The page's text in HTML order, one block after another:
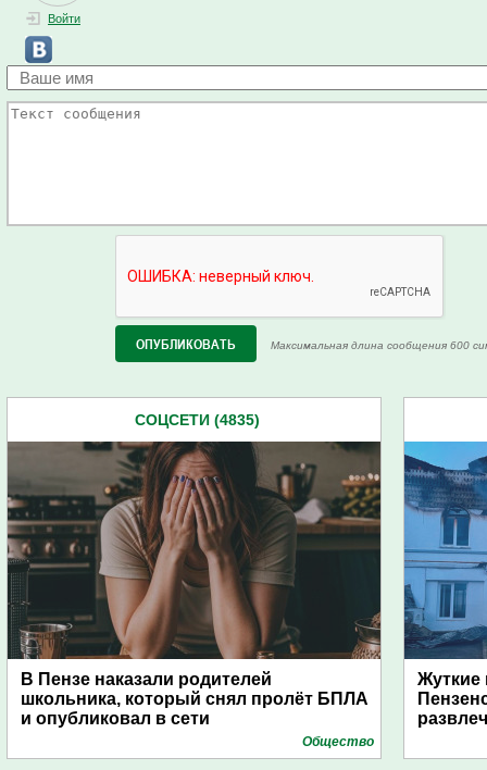
Войти
Максимальная длина сообщения 600
СОЦСЕТИ (4835)
В Пензе наказали родителей
школьника, который снял пролёт БПЛА
и опубликовал в сети
Общество
Жуткие